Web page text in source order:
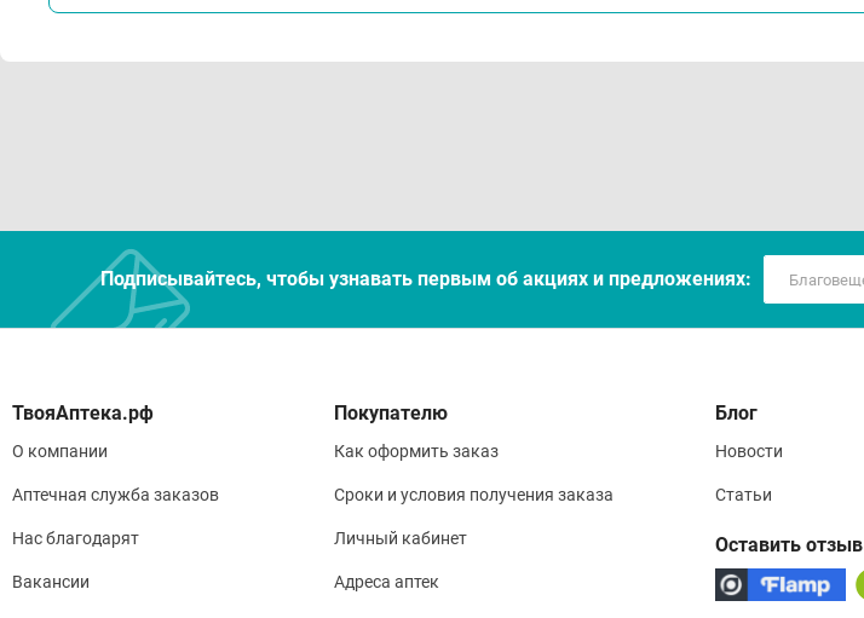
Подписывайтесь, чтобы узнавать первым об акцияx и предложениях:
О компании
Аптечная служба заказов
Нас благодарят
Вакансии
Покупателю
Как оформить заказ
Сроки и условия получения заказа
Личный кабинет
Адреса аптек
Блог
Новости
Статьи
Оставить отзыв